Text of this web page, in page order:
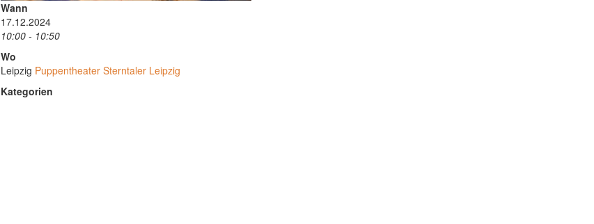
Wann
17.12.2024
10:00 - 10:50
Wo
Leipzig Puppentheater Sterntaler Leipzig
Kategorien